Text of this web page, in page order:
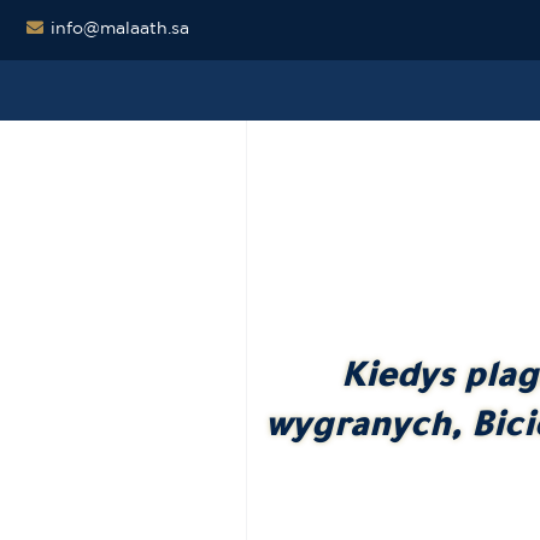
info@malaath.sa
Kiedys
wygranych,